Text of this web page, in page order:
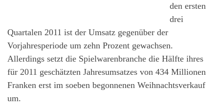
den ersten
drei
Quartalen 2011 ist der Umsatz gegenüber der
Vorjahresperiode um zehn Prozent gewachsen.
Allerdings setzt die Spielwarenbranche die Hälfte ihres
für 2011 geschätzten Jahresumsatzes von 434 Millionen
Franken erst im soeben begonnenen Weihnachtsverkauf
um.